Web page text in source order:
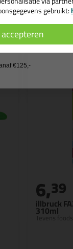
illbruck
310ml
Tevens
6,39
gebruikt:
›
€125,-